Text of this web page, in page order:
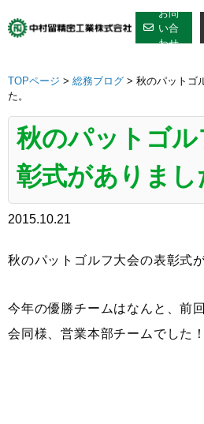
to
お問
い合
わせ
TOPページ > 総務ブログ > 秋のパットゴ
た。
秋のパットゴ
彰式がありまし
2015.10.21
秋のパットゴルフ大会の表彰式
今年の優勝チームはなんと、前
会同様、営業本部チームでした！